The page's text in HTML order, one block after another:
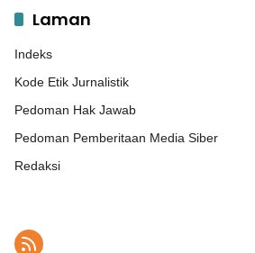
Laman
Indeks
Kode Etik Jurnalistik
Pedoman Hak Jawab
Pedoman Pemberitaan Media Siber
Redaksi